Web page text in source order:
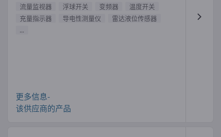
流量监视器
浮球开关 变频器
温度开关
充量指示器
导电性测量仪
雷达液位传感器
...
更多信息-
该供应商的产品